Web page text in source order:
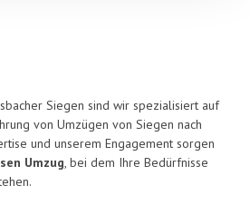
Siegen sind wir spezialisiert auf
von Umzügen von Siegen nach
und unserem Engagement sorgen
Umzug, bei dem Ihre Bedürfnisse